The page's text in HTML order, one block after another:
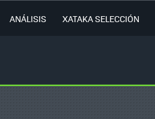
ANÁLISIS XATAKA SELECCIÓN